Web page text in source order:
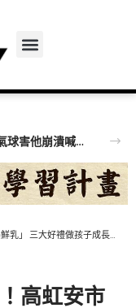
陳亞蘭口誤竟叫胡瓜「爸」！抓胡瓜頭撞氣球害他崩潰喊：不演了啦
」 三大好禮做孩子成長後盾
高虹安市